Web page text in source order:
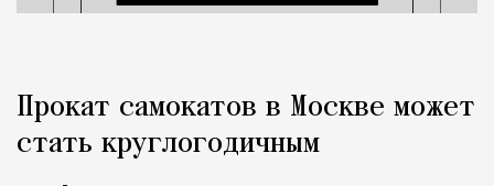
Прокат самокатов в Москве может
стать круглогодичным